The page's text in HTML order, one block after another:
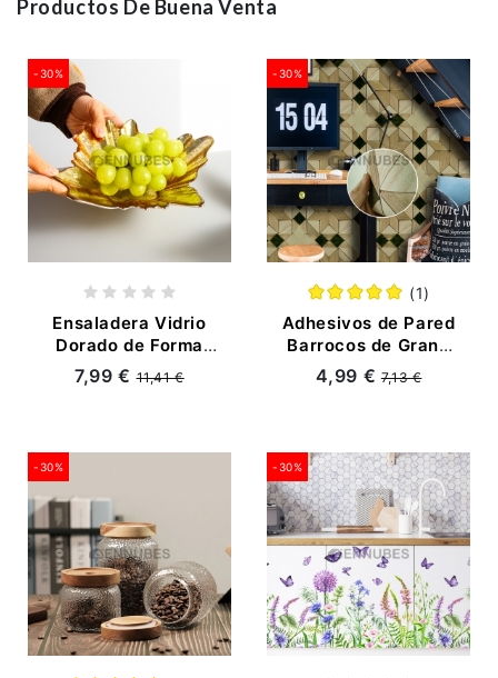
Productos De Buena Venta
-30%
Ensaladera Vidrio
Dorado de Forma
Novedosa Simple
7,99 €11,41 €
-30%
(1)
Adhesivos de Pared
Barrocos de Grano
de Madera
4,99 €7,13 €
-30% -30%